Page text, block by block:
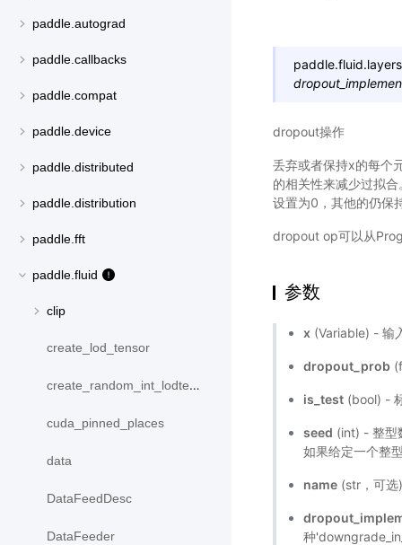
paddle.autograd
paddle.callbacks
paddle.compat
paddle.device
paddle.distributed
paddle.distribution
paddle.fft
paddle.fluid
clip
create_lod_tensor
create_random_int_lodtensor
cuda_pinned_places
data
DataFeedDesc
DataFeeder
dropout操作
丢弃或者保持x的每个
的相关性来减少过拟
设置为0，其他的仍保
dropout op可以从
参数
x (Variable) - 输
dropout_prob
is_test (bool) -
seed (int) - 整型
如果给定一个整
name (str，可
种